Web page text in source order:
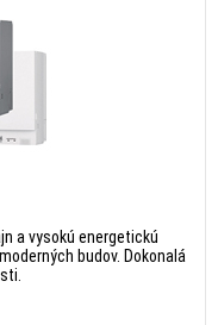
a vysokú energetickú
budov. Dokonalá